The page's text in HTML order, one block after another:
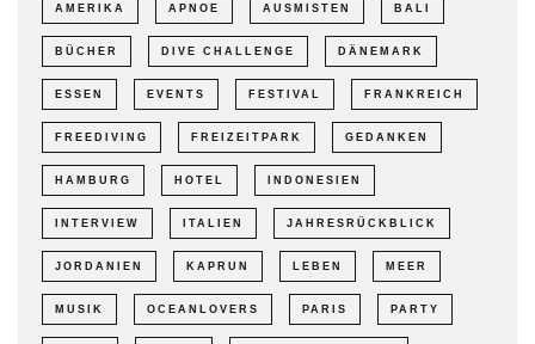
AMERIKA APNOE AUSMISTEN BALI
BÜCHER DIVE CHALLENGE DÄNEMARK
ESSEN EVENTS FESTIVAL FRANKREICH
FREEDIVING FREIZEITPARK GEDANKEN
HAMBURG HOTEL INDONESIEN
INTERVIEW ITALIEN JAHRESRÜCKBLICK
JORDANIEN KAPRUN LEBEN MEER
MUSIK OCEANLOVERS PARIS PARTY